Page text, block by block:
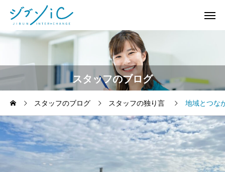
スタッフのブログ
スタッフのブログ スタッフの独り言 地域とつな